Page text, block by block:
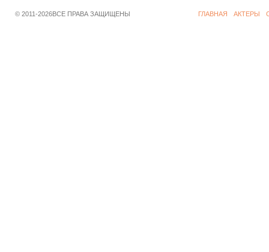
© 2011-2026ВСЕ ПРАВА ЗАЩИЩЕНЫ ГЛАВНАЯ АКТЕРЫ